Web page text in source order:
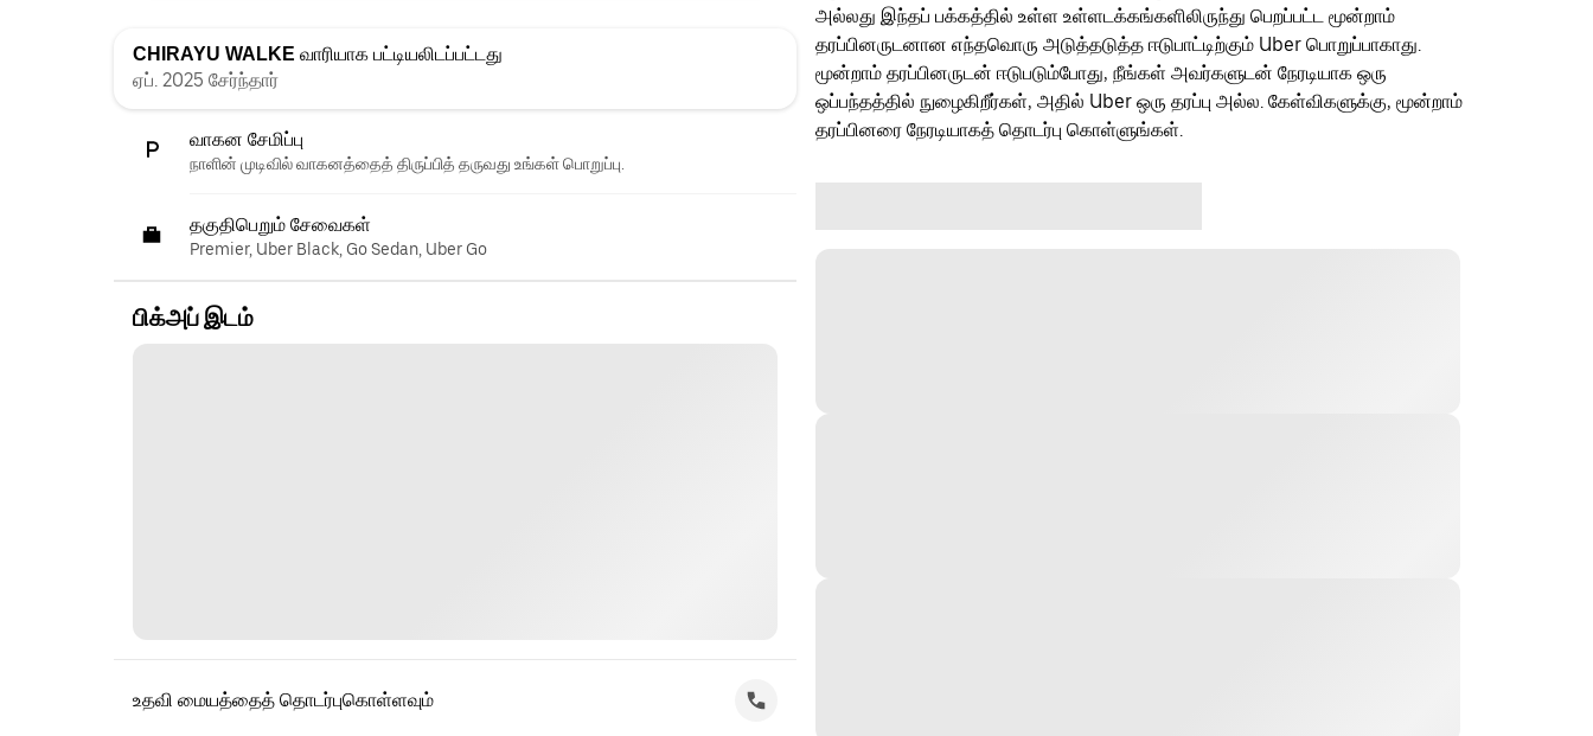
CHIRAYU WALKE வாரியாக பட்டியலிடப்பட்டது
ஏப். 2025 சேர்ந்தார்
வாகன சேமிப்பு
நாளின் முடிவில் வாகனத்தைத் திருப்பித் தருவது உங்கள் பொறுப்பு.
தகுதிபெறும் சேவைகள்
Premier, Uber Black, Go Sedan, Uber Go
பிக்அப் இடம்
உதவி மையத்தைத் தொடர்புகொள்ளவும்
அல்லது இந்தப் பக்கத்தில் உள்ள உள்ளடக்கங்களிலிருந்து பெறப்பட்ட மூன்றாம்
தரப்பினருடனான எந்தவொரு அடுத்தடுத்த ஈடுபாட்டிற்கும் Uber பொறுப்பாகாது.
மூன்றாம் தரப்பினருடன் ஈடுபடும்போது, நீங்கள் அவர்களுடன் நேரடியாக ஒரு
ஒப்பந்தத்தில் நுழைகிறீர்கள், அதில் Uber ஒரு தரப்பு அல்ல. கேள்விகளுக்கு, மூன்றாம்
தரப்பினரை நேரடியாகத் தொடர்பு கொள்ளுங்கள்.